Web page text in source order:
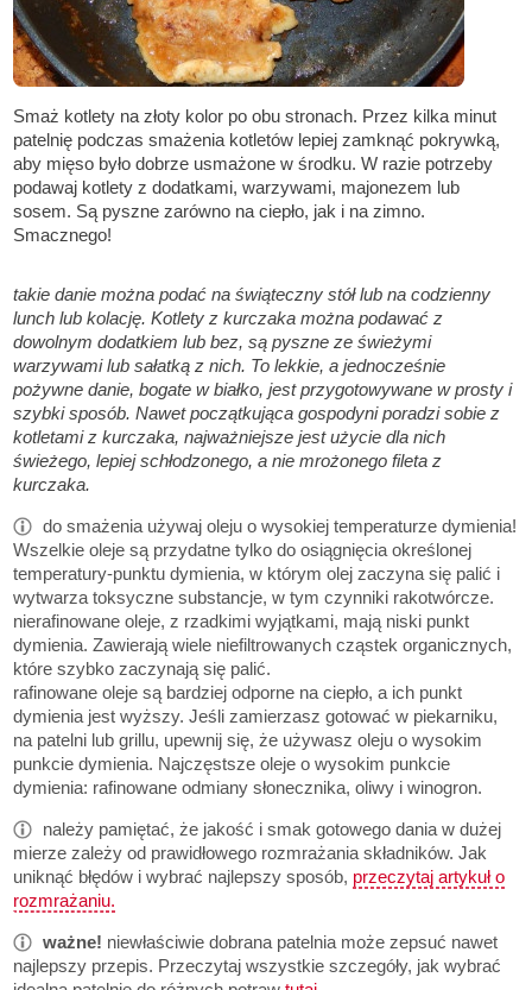
Smaż kotlety na złoty kolor po obu stronach. Przez kilka minut
patelnię podczas smażenia kotletów lepiej zamknąć pokrywką,
aby mięso było dobrze usmażone w środku. W razie potrzeby
podawaj kotlety z dodatkami, warzywami, majonezem lub
sosem. Są pyszne zarówno na ciepło, jak i na zimno.
Smacznego!
takie danie można podać na świąteczny stół lub na codzienny
lunch lub kolację. Kotlety z kurczaka można podawać z
dowolnym dodatkiem lub bez, są pyszne ze świeżymi
warzywami lub sałatką z nich. To lekkie, a jednocześnie
pożywne danie, bogate w białko, jest przygotowywane w prosty i
szybki sposób. Nawet początkująca gospodyni poradzi sobie z
kotletami z kurczaka, najważniejsze jest użycie dla nich
świeżego, lepiej schłodzonego, a nie mrożonego fileta z
kurczaka.
do smażenia używaj oleju o wysokiej temperaturze dymienia!
Wszelkie oleje są przydatne tylko do osiągnięcia określonej
temperatury-punktu dymienia, w którym olej zaczyna się palić i
wytwarza toksyczne substancje, w tym czynniki rakotwórcze.
nierafinowane oleje, z rzadkimi wyjątkami, mają niski punkt
dymienia. Zawierają wiele niefiltrowanych cząstek organicznych,
które szybko zaczynają się palić.
rafinowane oleje są bardziej odporne na ciepło, a ich punkt
dymienia jest wyższy. Jeśli zamierzasz gotować w piekarniku,
na patelni lub grillu, upewnij się, że używasz oleju o wysokim
punkcie dymienia. Najczęstsze oleje o wysokim punkcie
dymienia: rafinowane odmiany słonecznika, oliwy i winogron.
należy pamiętać, że jakość i smak gotowego dania w dużej
mierze zależy od prawidłowego rozmrażania składników. Jak
uniknąć błędów i wybrać najlepszy sposób, przeczytaj artykuł o
rozmrażaniu.
ważne! niewłaściwie dobrana patelnia może zepsuć nawet
najlepszy przepis. Przeczytaj wszystkie szczegóły, jak wybrać